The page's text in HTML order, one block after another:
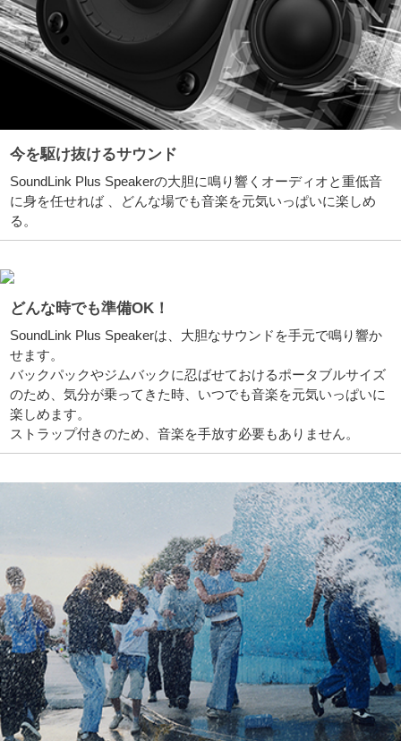
今を駆け抜けるサウンド
SoundLink Plus Speakerの大胆に鳴り響くオーディオと重低音
に身を任せれば 、どんな場でも音楽を元気いっぱいに楽しめ
る。
どんな時でも準備OK！
SoundLink Plus Speakerは、大胆なサウンドを手元で鳴り響か
せます。
バックパックやジムバックに忍ばせておけるポータブルサイズ
のため、気分が乗ってきた時、いつでも音楽を元気いっぱいに
楽しめます。
ストラップ付きのため、音楽を手放す必要もありません。